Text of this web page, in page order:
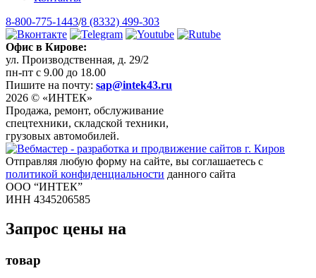
8-800-775-1443/8 (8332) 499-303
Офис в Кирове:
ул. Производственная, д. 29/2
пн-пт с 9.00 до 18.00
Пишите на почту: sap@intek43.ru
2026 © «ИНТЕК»
Продажа, ремонт, обслуживание
спецтехники, складской техники,
грузовых автомобилей.
Отправляя любую форму на сайте, вы соглашаетесь с
политикой конфиденциальности данного сайта
ООО “ИНТЕК”
ИНН 4345206585
Запрос цены на
товар